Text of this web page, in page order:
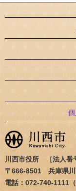
川西市役所 ［法人番
〒666-8501 兵庫県
電話：072-740-1111（